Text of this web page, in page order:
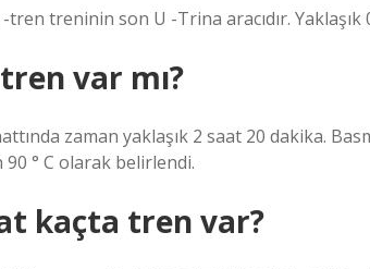
treninin son U -Trina aracıdır. Yaklaşık
var mı?
zaman yaklaşık 2 saat 20 dakika.
° C olarak belirlendi.
kaçta tren var?